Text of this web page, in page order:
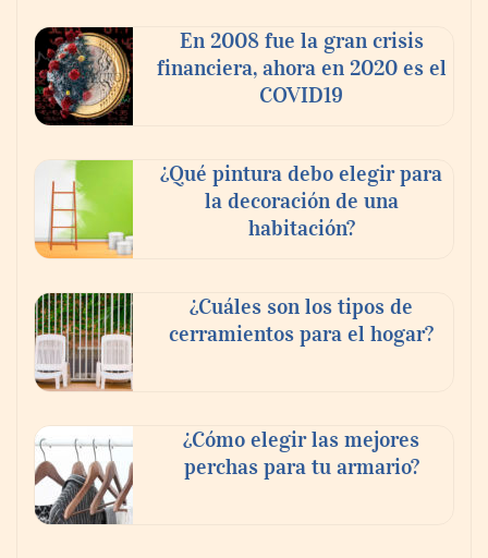
Ricardo Palacio EscobarEn 2008 fue la gran crisis
financiera, ahora en 2020 es el
COVID19
¿Qué pintura debo elegir para
la decoración de una
habitación?
¿Cuáles son los tipos de
cerramientos para el hogar?
¿Cómo elegir las mejores
perchas para tu armario?